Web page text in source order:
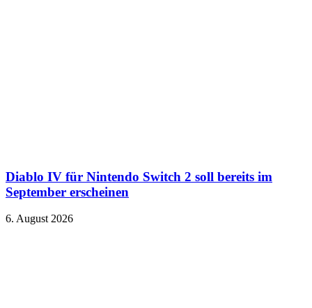
Diablo IV für Nintendo Switch 2 soll bereits im
September erscheinen
6. August 2026